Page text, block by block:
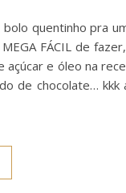
quentinho pra
FÁCIL de
e óleo na
de chocolate…